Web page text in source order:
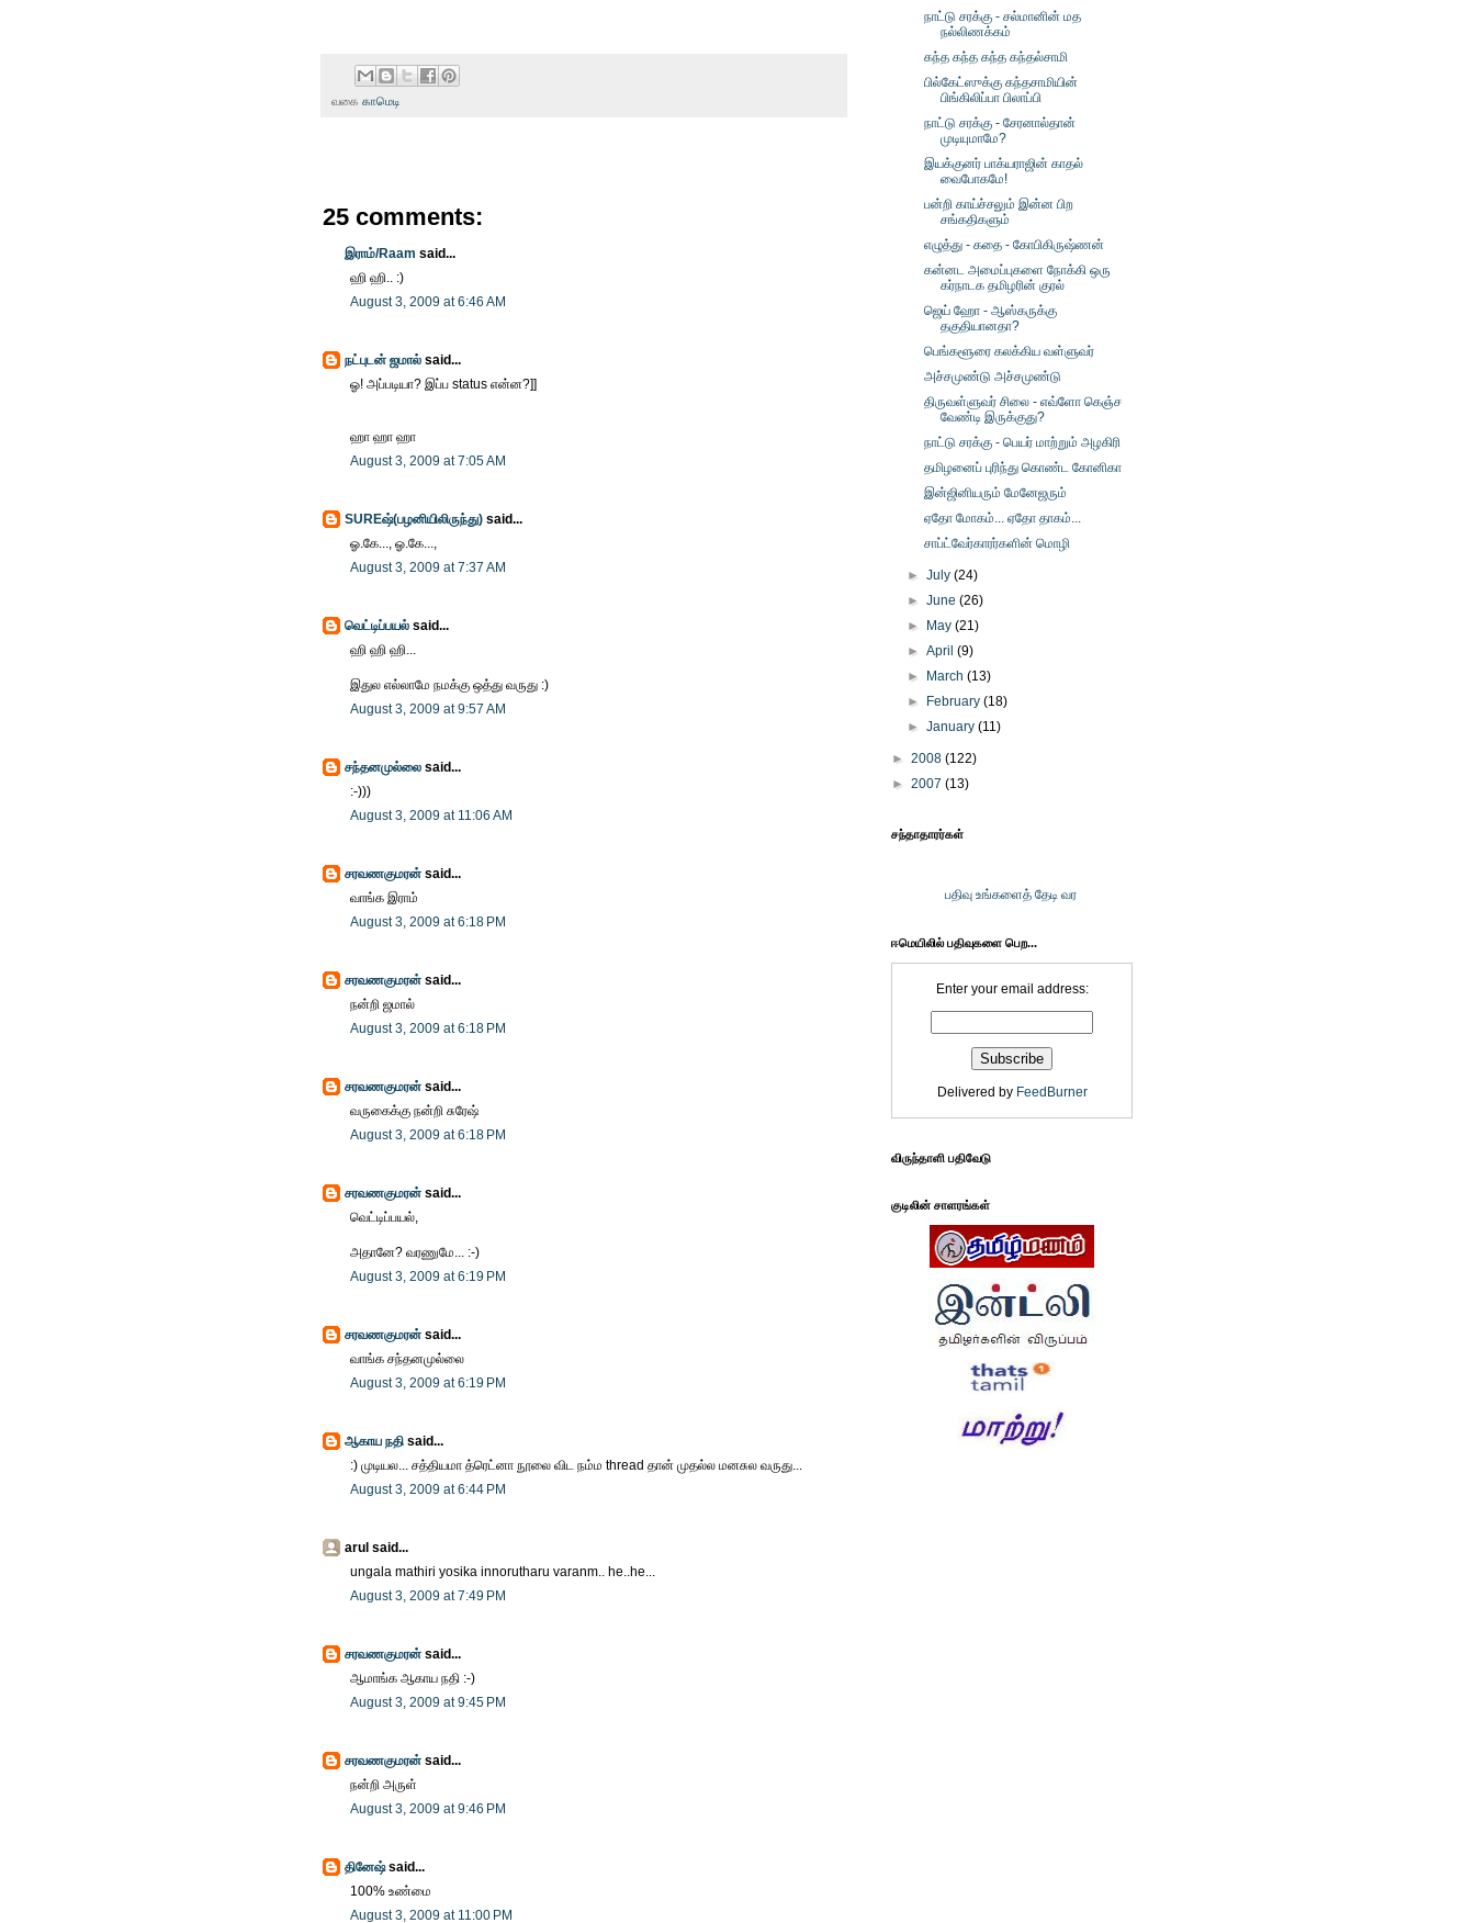
வகை காமெடி
25 comments:
இராம்/Raam said...
ஹி ஹி.. :)
August 3, 2009 at 6:46 AM
நட்புடன் ஜமால் said...
ஓ! அப்படியா? இப்ப status என்ன?]]
ஹா ஹா ஹா
August 3, 2009 at 7:05 AM
SUREஷ்(பழனியிலிருந்து) said...
ஓ.கே..., ஓ.கே...,
August 3, 2009 at 7:37 AM
வெட்டிப்பயல் said...
ஹி ஹி ஹி...
இதுல எல்லாமே நமக்கு ஒத்து வருது :)
August 3, 2009 at 9:57 AM
சந்தனமுல்லை said...
:-)))
August 3, 2009 at 11:06 AM
சரவணகுமரன் said...
வாங்க இராம்
August 3, 2009 at 6:18 PM
சரவணகுமரன் said...
நன்றி ஜமால்
August 3, 2009 at 6:18 PM
சரவணகுமரன் said...
வருகைக்கு நன்றி சுரேஷ்
August 3, 2009 at 6:18 PM
சரவணகுமரன் said...
வெட்டிப்பயல்,
அதானே? வரணுமே... :-)
August 3, 2009 at 6:19 PM
சரவணகுமரன் said...
வாங்க சந்தனமுல்லை
August 3, 2009 at 6:19 PM
ஆகாய நதி said...
:) முடியல... சத்தியமா த்ரெட்னா நூலை விட நம்ம thread தான் முதல்ல மனசுல வருது...
August 3, 2009 at 6:44 PM
arul said...
ungala mathiri yosika innorutharu varanm.. he..he...
August 3, 2009 at 7:49 PM
சரவணகுமரன் said...
ஆமாங்க ஆகாய நதி :-)
August 3, 2009 at 9:45 PM
சரவணகுமரன் said...
நன்றி அருள்
August 3, 2009 at 9:46 PM
தினேஷ்said...
100% உண்மை
August 3, 2009 at 11:00 PM
நாட்டு சரக்கு - சல்மானின் மத
நல்லிணக்கம்
கந்த கந்த கந்த கந்தல்சாமி
பில்கேட்ஸுக்கு கந்தசாமியின்
பிங்கிலிப்பா பிலாப்பி
நாட்டு சரக்கு - சேரனால்தான்
முடியுமாமே?
இயக்குனர் பாக்யராஜின் காதல்
வைபோகமே!
பன்றி காய்ச்சலும் இன்ன பிற
சங்கதிகளும்
எழுத்து - கதை - கோபிகிருஷ்ணன்
கன்னட அமைப்புகளை நோக்கி ஒரு
கர்நாடக தமிழரின் குரல்
ஜெய் ஹோ - ஆஸ்கருக்கு
தகுதியானதா?
பெங்களூரை கலக்கிய வள்ளுவர்
அச்சமுண்டு அச்சமுண்டு
திருவள்ளுவர் சிலை - எவ்ளோ கெஞ்ச
வேண்டி இருக்குது?
நாட்டு சரக்கு - பெயர் மாற்றும் அழகிரி
தமிழனைப் புரிந்து கொண்ட கோனிகா
இன்ஜினியரும் மேனேஜரும்
ஏதோ மோகம்... ஏதோ தாகம்...
சாப்ட்வேர்காரர்களின் மொழி
►July(24)
►June(26)
►
May(21)
►April(9)
►
March(13)
►
February(18)
►January(11)
► 2008 (122)
► 2007 (13)
சந்தாதாரர்கள்
பதிவு உங்களைத் தேடி வர
ஈமெயிலில் பதிவுகளை பெற...
Enter your email address:
Delivered by FeedBurner
விருந்தாளி பதிவேடு
குடிலின் சாளரங்கள்